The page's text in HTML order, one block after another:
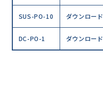
SUS-PO-10 ダウンロード
DC-PO-1 ダウンロード